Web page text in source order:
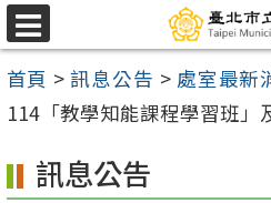
跳
至
主
要
容
選
單
首頁 >訊息公告 > 處室最新
114「教學知能課程學習班」
訊息公告